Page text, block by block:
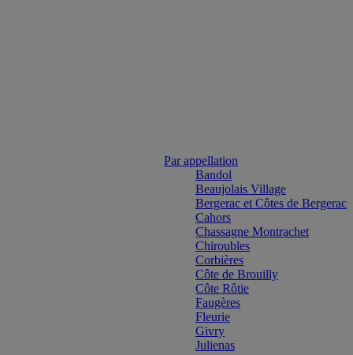
Par appellation
Bandol
Beaujolais Village
Bergerac et Côtes de Bergerac
Cahors
Chassagne Montrachet
Chiroubles
Corbières
Côte de Brouilly
Côte Rôtie
Faugères
Fleurie
Givry
Julienas